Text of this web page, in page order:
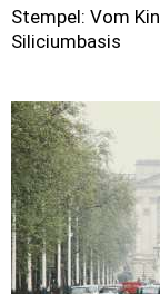
Stempel: Vom
Siliciumbasis